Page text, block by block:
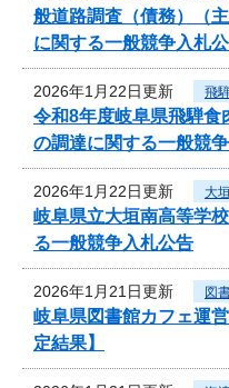
般道路調査（債務）（
に関する一般競争入札
2026年1月22日更新 飛
令和8年度岐阜県飛騨食
の調達に関する一般競
2026年1月22日更新 大
岐阜県立大垣南高等学
る一般競争入札公告
2026年1月21日更新 図
岐阜県図書館カフェ運
定結果】